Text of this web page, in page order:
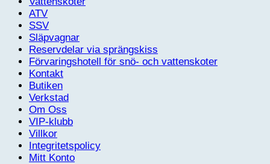
ATV
SSV
Släpvagnar
Reservdelar via sprängskiss
Förvaringshotell för snö- och vattenskoter
Kontakt
Butiken
Verkstad
Om Oss
VIP-klubb
Villkor
Integritetspolicy
Mitt Konto